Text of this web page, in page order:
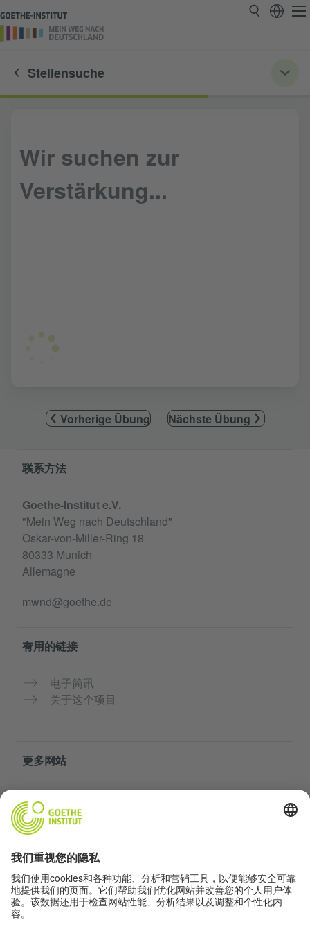
Stellensuche
Wir suchen zur
Verstärkung...
Vorherige Übung Nächste Übung
Service- und Informationsbereich
联系方法
Goethe-Institut e.V.
"Mein Weg nach Deutschland"
Oskar-von-Miller-Ring 18
80333 Munich
Allemagne
mwnd@goethe.de
有用的链接
电子简讯
关于这个项目
更多网站
免费练习德语
歌德学院的德语课程
隐私与无障碍